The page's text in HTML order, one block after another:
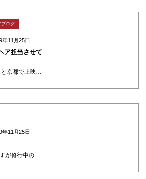
ブログ
年11月25日
ア担当させて
年11月25日